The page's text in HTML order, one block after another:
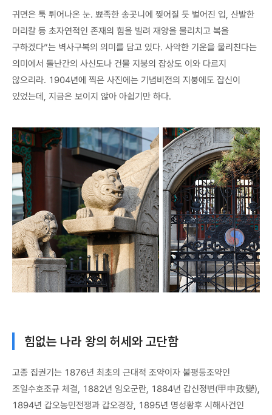
귀면은 툭 튀어나온 눈. 뾰족한 송곳니에 찢어질 듯 벌어진 입, 산발한
머리칼 등 초자연적인 존재의 힘을 빌려 재앙을 물리치고 복을
구하겠다”는 벽사구복의 의미를 담고 있다. 사악한 기운을 물리친다는
의미에서 돌난간의 사신도나 건물 지붕의 잡상도 이와 다르지
않으리라. 1904년에 찍은 사진에는 기념비전의 지붕에도 잡신이
있었는데, 지금은 보이지 않아 아쉽기만 하다.
힘없는 나라 왕의 허세와 고단함
고종 집권기는 1876년 최초의 근대적 조약이자 불평등조약인
조일수호조규 체결, 1882년 임오군란, 1884년 갑신정변(甲申政變),
1894년 갑오농민전쟁과 갑오경장, 1895년 명성황후 시해사건인